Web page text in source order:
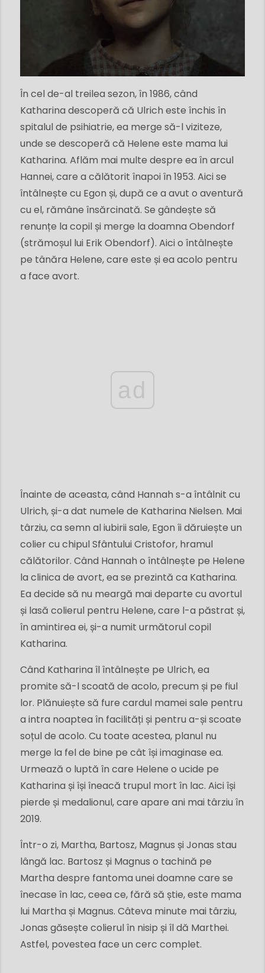
În cel de-al treilea sezon, în 1986, când
Katharina descoperă că Ulrich este închis în
spitalul de psihiatrie, ea merge să-l viziteze,
unde se descoperă că Helene este mama lui
Katharina. Aflăm mai multe despre ea în arcul
Hannei, care a călătorit înapoi în 1953. Aici se
întâlnește cu Egon și, după ce a avut o aventură
cu el, rămâne însărcinată. Se gândește să
renunțe la copil și merge la doamna Obendorf
(strămoșul lui Erik Obendorf). Aici o întâlnește
pe tânăra Helene, care este și ea acolo pentru
a face avort.
ad
Înainte de aceasta, când Hannah s-a întâlnit cu
Ulrich, și-a dat numele de Katharina Nielsen. Mai
târziu, ca semn al iubirii sale, Egon îi dăruiește un
colier cu chipul Sfântului Cristofor, hramul
călătorilor. Când Hannah o întâlnește pe Helene
la clinica de avort, ea se prezintă ca Katharina.
Ea decide să nu meargă mai departe cu avortul
și lasă colierul pentru Helene, care l-a păstrat și,
în amintirea ei, și-a numit următorul copil
Katharina.
Când Katharina îl întâlnește pe Ulrich, ea
promite să-l scoată de acolo, precum și pe fiul
lor. Plănuiește să fure cardul mamei sale pentru
a intra noaptea în facilități și pentru a-și scoate
soțul de acolo. Cu toate acestea, planul nu
merge la fel de bine pe cât își imaginase ea.
Urmează o luptă în care Helene o ucide pe
Katharina și își îneacă trupul mort în lac. Aici își
pierde și medalionul, care apare ani mai târziu în
2019.
Într-o zi, Martha, Bartosz, Magnus și Jonas stau
lângă lac. Bartosz și Magnus o tachină pe
Martha despre fantoma unei doamne care se
înecase în lac, ceea ce, fără să știe, este mama
lui Martha și Magnus. Câteva minute mai târziu,
Jonas găsește colierul în nisip și îl dă Marthei.
Astfel, povestea face un cerc complet.